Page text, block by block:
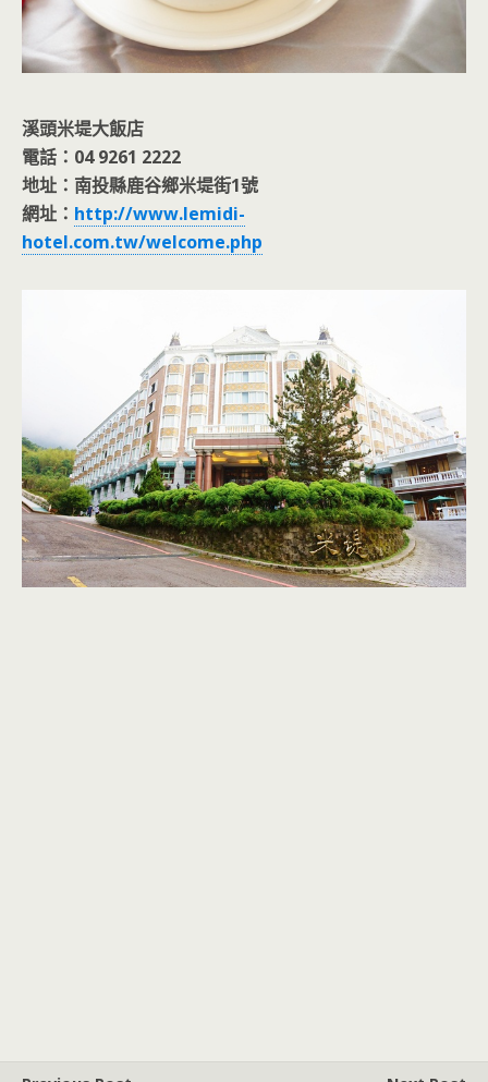
溪頭米堤大飯店
電話：04 9261 2222
地址：南投縣鹿谷鄉米堤街1號
網址： http://www.lemidi-
hotel.com.tw/welcome.php